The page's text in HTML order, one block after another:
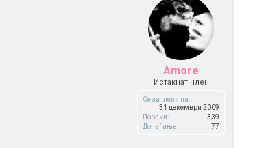
Amore
Истакнат член
Се зачлени на:
31 декември 2009
Пораки:
339
Допаѓања:
77